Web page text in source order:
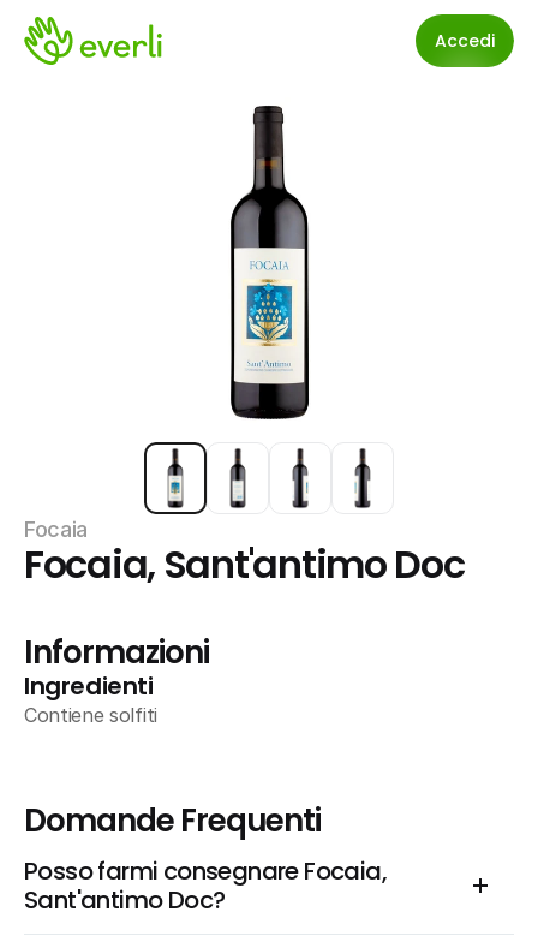
Accedi
Focaia
Focaia, Sant'antimo Doc
Informazioni
Ingredienti
Contiene solfiti
Domande Frequenti
Posso farmi consegnare Focaia,
Sant'antimo Doc?